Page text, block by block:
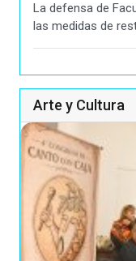
La defensa de
las medidas de
Arte y Cultura